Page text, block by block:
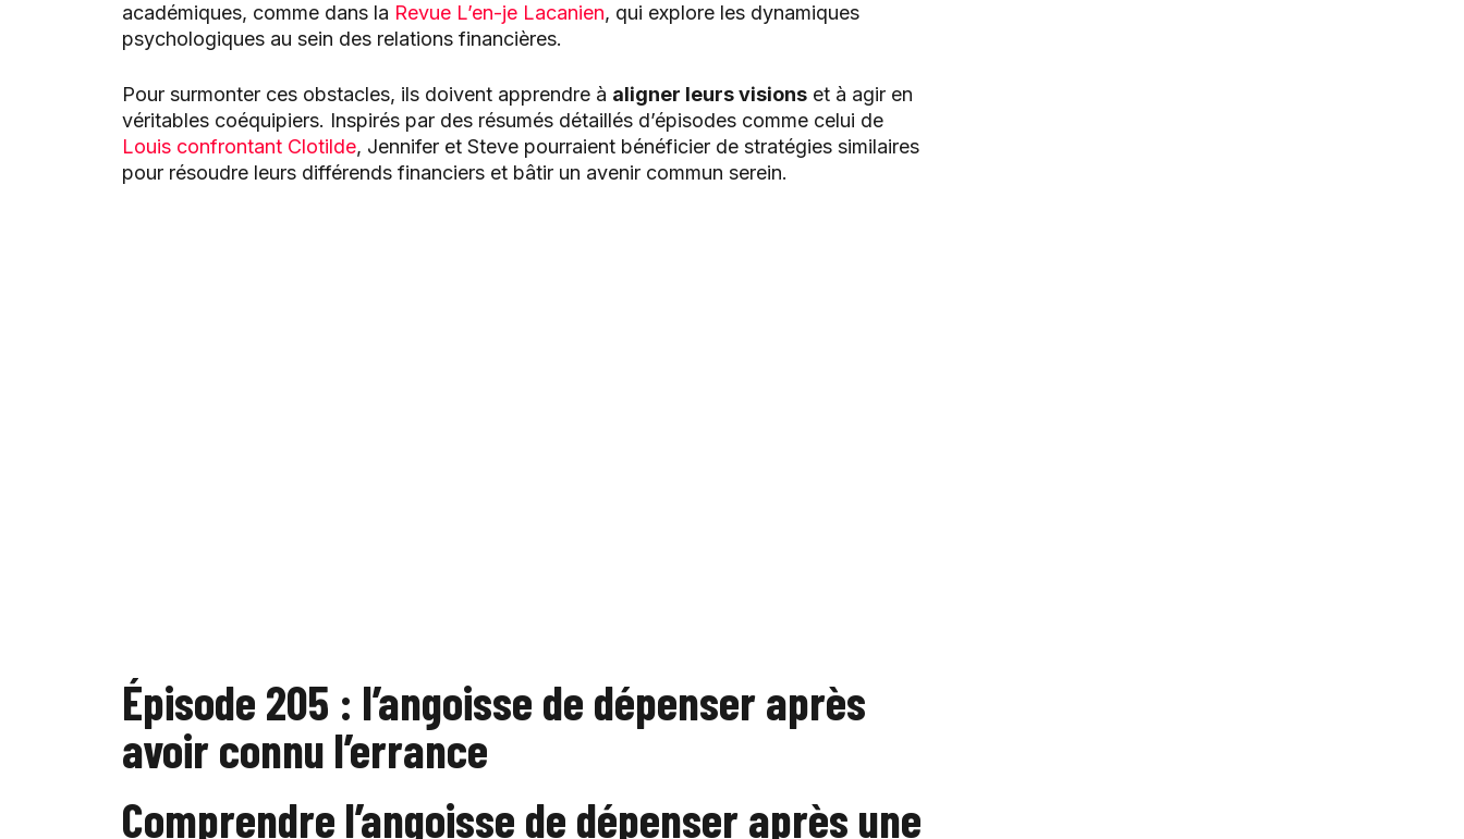
académiques, comme dans la Revue L’en-je Lacanien, qui explore les dynamiques
psychologiques au sein des relations financières.
Pour surmonter ces obstacles, ils doivent apprendre à aligner leurs visions et à agir en
véritables coéquipiers. Inspirés par des résumés détaillés d’épisodes comme celui de
Louis confrontant Clotilde, Jennifer et Steve pourraient bénéficier de stratégies similaires
pour résoudre leurs différends financiers et bâtir un avenir commun serein.
Épisode 205 : l’angoisse de dépenser après
avoir connu l’errance
Comprendre l’angoisse de dépenser après une